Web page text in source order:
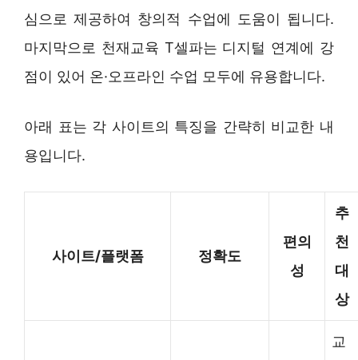
심으로 제공하여 창의적 수업에 도움이 됩니다.
마지막으로 천재교육 T셀파는 디지털 연계에 강
점이 있어 온·오프라인 수업 모두에 유용합니다.
아래 표는 각 사이트의 특징을 간략히 비교한 내
용입니다.
사이트/플랫폼 정확도
편의
성
추
천
대
상
교